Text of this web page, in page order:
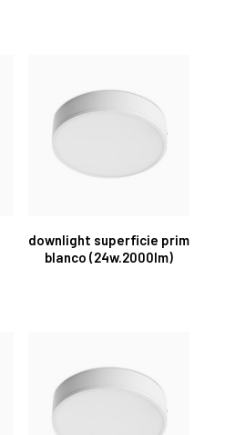
downlight superficie prim
blanco (24w.2000lm)